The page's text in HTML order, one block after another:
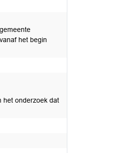
het begin
het onderzoek dat